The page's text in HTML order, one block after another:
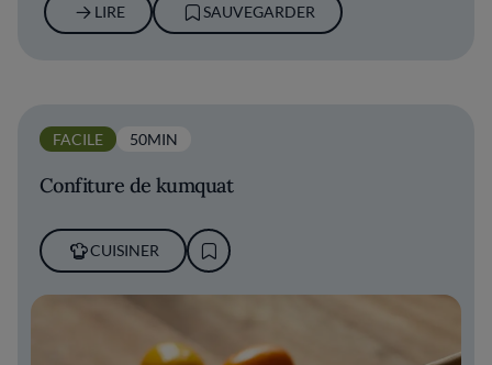
LIRE SAUVEGARDER
FACILE 50MIN
Confiture de kumquat
CUISINER